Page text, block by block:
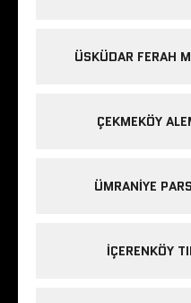
ÜSKÜDAR FERAH
ÇEKMEKÖY
ÜMRANIYE
IÇERENKÖY